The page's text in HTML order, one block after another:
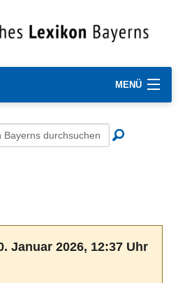
MENÜ
Januar 2026, 12:37 Uhr